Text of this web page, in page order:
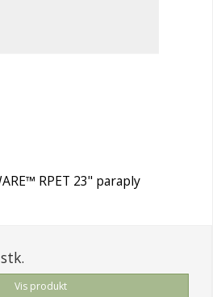
RPET 23" paraply
Vis produkt